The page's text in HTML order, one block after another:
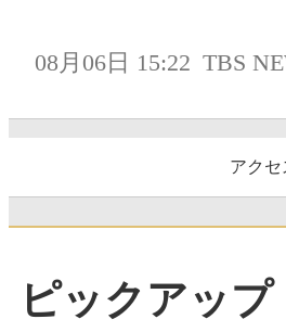
08月06日 15:22 TBS
アク
ピックアップ